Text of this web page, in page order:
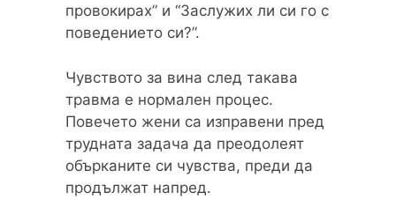
провокирах” и “Заслужих ли си го с
поведението си?”.
Чувството за вина след такава
травма е нормален процес.
Повечето жени са изправени пред
трудната задача да преодолеят
обърканите си чувства, преди да
продължат напред.